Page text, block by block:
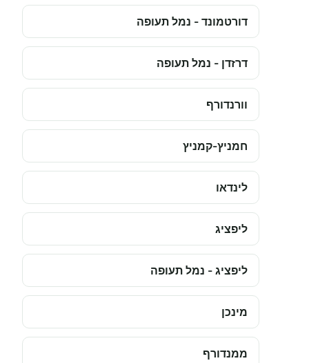
דורטמונד - נמל תעופה
דרזדן - נמל תעופה
וורנדורף
חמניץ-קמניץ
לינדאו
ליפציג
ליפציג - נמל תעופה
מינכן
ממנדורף